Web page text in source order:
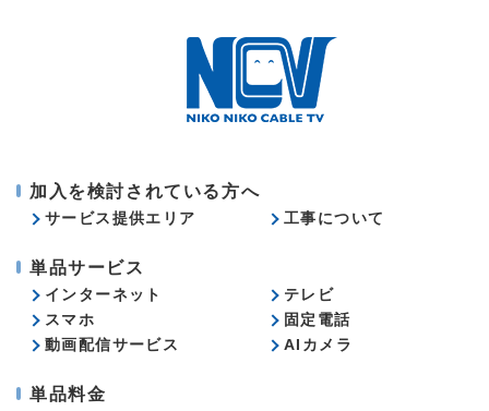
加入を検討されている方へ
サービス提供エリア 工事について
単品サービス
インターネット
テレビ
スマホ
固定電話
動画配信サービス
AIカメラ
単品料金